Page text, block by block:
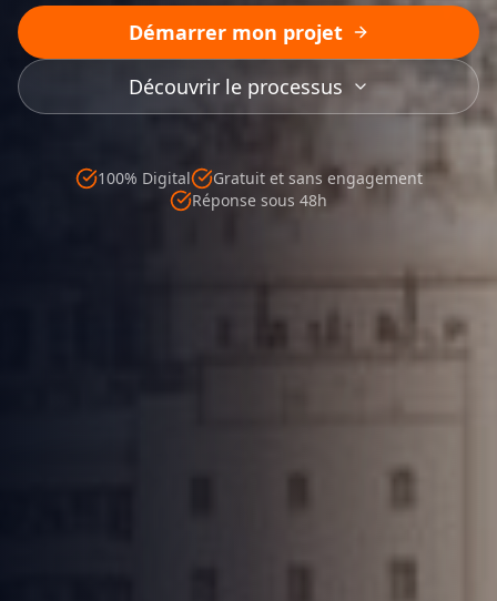
Démarrer mon projet
Découvrir le processus
100% Digital
Gratuit et sans engagement
Réponse sous 48h